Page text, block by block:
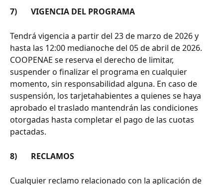
7)       VIGENCIA DEL PROGRAMA
Tendrá vigencia a partir del 23 de marzo de 2026 y
hasta las 12:00 medianoche del 05 de abril de 2026.
COOPENAE se reserva el derecho de limitar,
suspender o finalizar el programa en cualquier
momento, sin responsabilidad alguna. En caso de
suspensión, los tarjetahabientes a quienes se haya
aprobado el traslado mantendrán las condiciones
otorgadas hasta completar el pago de las cuotas
pactadas.
8)       RECLAMOS
Cualquier reclamo relacionado con la aplicación de